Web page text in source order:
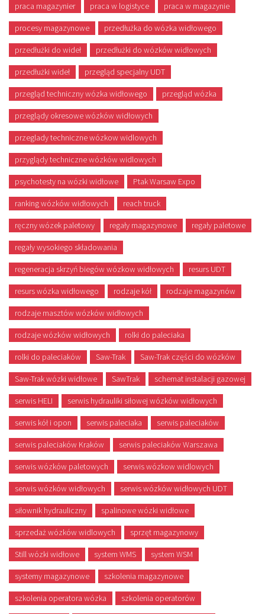
praca magazynier praca w logistyce praca w magazynie
procesy magazynowe przedłużka do wózka widłowego
przedłużki do wideł przedłużki do wózków widłowych
przedłużki wideł przegląd specjalny UDT
przegląd techniczny wózka widłowego przegląd wózka
przeglądy okresowe wózków widłowych
przeglady techniczne wózkow widlowych
przyglądy techniczne wózków widlowych
psychotesty na wózki widłowe Ptak Warsaw Expo
ranking wózków widłowych reach truck
ręczny wózek paletowy regały magazynowe regały paletowe
regały wysokiego składowania
regeneracja skrzyń biegów wózkow widłowych resurs UDT
resurs wózka widłowego rodzaje kół rodzaje magazynów
rodzaje masztów wózków widłowych
rodzaje wózków widłowych rolki do paleciaka
rolki do paleciaków Saw-Trak Saw-Trak części do wózków
Saw-Trak wózki widłowe SawTrak schemat instalacji gazowej
serwis HELI serwis hydrauliki siłowej wózków widłowych
serwis kół i opon serwis paleciaka serwis paleciaków
serwis paleciaków Kraków serwis paleciaków Warszawa
serwis wózków paletowych serwis wózkow widlowych
serwis wózków widłowych serwis wózków widłowych UDT
siłownik hydrauliczny spalinowe wózki widłowe
sprzedaż wózków widlowych sprzęt magazynowy
Still wózki widłowe system WMS system WSM
systemy magazynowe szkolenia magazynowe
szkolenia operatora wózka szkolenia operatorów